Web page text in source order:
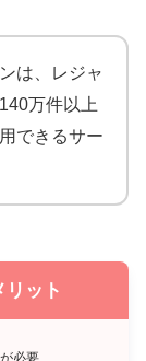
は、レジャ
万件以上
できるサー
リット
必要